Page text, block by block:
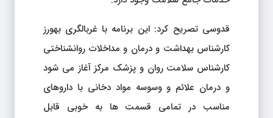
قدوسی تصریح کرد: این برنامه با غربالگری بهورز
کارشناس بهداشت و درمان و مداخلات روانشناختی
کارشناس سلامت روان و پزشک مرکز آغاز می شود
و درمان علائم و وسوسه مواد دخانی با داروهای
مناسب در تمامی قسمت ها به خوبی قابل